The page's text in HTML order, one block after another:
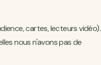
cartes, lecteurs vidéo).
nous n'avons pas de